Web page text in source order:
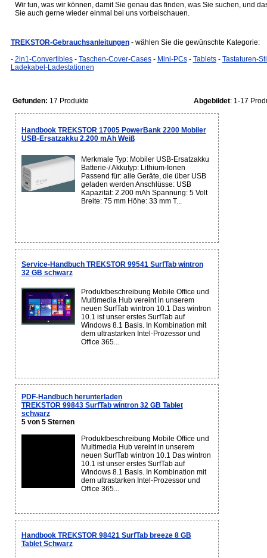
Wir tun, was wir können, damit Sie genau das finden, was Sie suchen, und
Sie auch gerne wieder einmal bei uns vorbeischauen.
TREKSTOR-Gebrauchsanleitungen - wählen Sie die gewünschte Kategorie:
- 2in1-Convertibles- Taschen-Cover-Cases- Mini-PCs- Tablets- Tastaturen-
Ladekabel-Ladestationen
Gefunden: 17 Produkte Abgebildet: 1-17
Handbook TREKSTOR 17005 PowerBank 2200 Mobiler
USB-Ersatzakku 2.200 mAh Weiß
Merkmale Typ: Mobiler USB-Ersatzakku
Batterie-/ Akkutyp: Lithium-Ionen
Passend für: alle Geräte, die über USB
geladen werden Anschlüsse: USB
Kapazität: 2.200 mAh Spannung: 5 Volt
Breite: 75 mm Höhe: 33 mm T...
Service-Handbuch TREKSTOR 99541 SurfTab wintron
32 GB schwarz
Produktbeschreibung Mobile Office und
Multimedia Hub vereint in unserem
neuen SurfTab wintron 10.1 Das wintron
10.1 ist unser erstes SurfTab auf
Windows 8.1 Basis. In Kombination mit
dem ultrastarken Intel-Prozessor und
Office 365...
PDF-Handbuch herunterladen
TREKSTOR 99843 SurfTab wintron 32 GB Tablet
schwarz
5 von 5 Sternen
Produktbeschreibung Mobile Office und
Multimedia Hub vereint in unserem
neuen SurfTab wintron 10.1 Das wintron
10.1 ist unser erstes SurfTab auf
Windows 8.1 Basis. In Kombination mit
dem ultrastarken Intel-Prozessor und
Office 365...
Handbook TREKSTOR 98421 SurfTab breeze 8 GB
Tablet Schwarz